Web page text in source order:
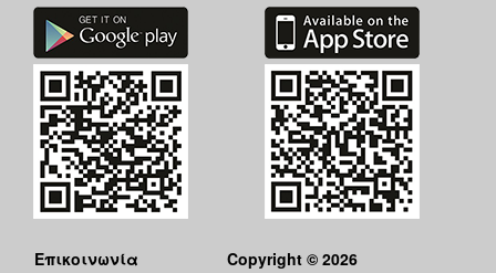
Επικοινωνία
Copyright © 2026